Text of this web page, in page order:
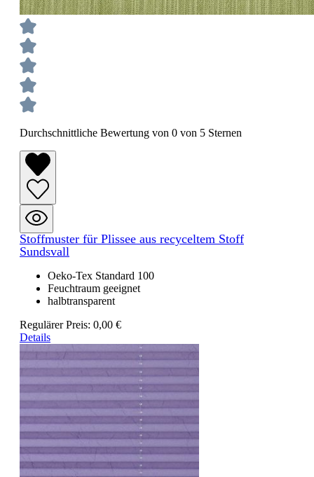
Durchschnittliche Bewertung von 0 von 5 Sternen
Stoffmuster für Plissee aus recyceltem Stoff
Sundsvall
Oeko-Tex Standard 100
Feuchtraum geeignet
halbtransparent
Regulärer Preis: 0,00 €
Details